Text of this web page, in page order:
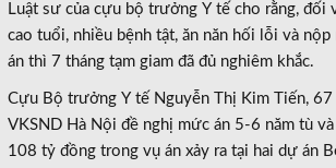
Luật sư của cựu bộ trưởng Y tế cho rằng,
cao tuổi, nhiều bệnh tật, ăn năn hối lỗi và
án thì 7 tháng tạm giam đã đủ nghiêm khắc.
Cựu Bộ trưởng Y tế Nguyễn Thị Kim Tiến,
VKSND Hà Nội đề nghị mức án 5-6 năm tù
108 tỷ đồng trong vụ án xảy ra tại hai dự án